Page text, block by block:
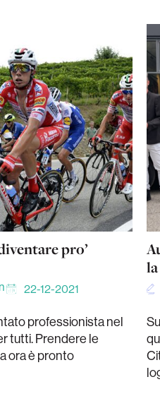
pro’
22-12-2021
professionista nel
tutti. Prendere le
ora è pronto